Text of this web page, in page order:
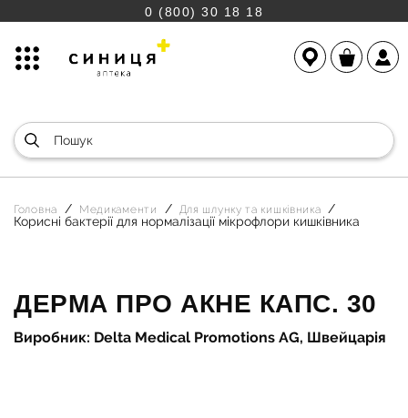
0 (800) 30 18 18
Головна Медикаменти Для шлунку та кишківника
Корисні бактерії для нормалізації мікрофлори кишківника
ДЕРМА ПРО АКНЕ КАПС. 30
Виробник: Delta Medical Promotions AG, Швейцарія